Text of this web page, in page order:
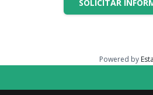
SOLICITAR
Powered by